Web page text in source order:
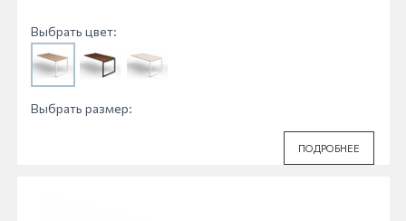
Выбрать цвет:
Выбрать размер:
ПОДРОБНЕЕ